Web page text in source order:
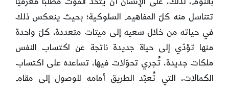
تتناسل منه كلّ المفاهيم السلوكية؛ بحيث ينعكس ذلك
في حياته من خلال سعيه إلى ميتات متعددة، كلّ واحدة
منها تؤدّي إلى حياة جديدة ناتجة عن اكتساب النفس
ملكات جديدة، تُجري تحوّلات فيها، تساعده على اكتساب
الكمالات، التي تُعبِّد الطريق أمامه للوصول إلى مقام